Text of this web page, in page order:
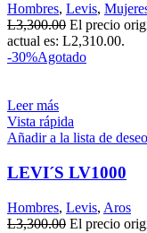
Hombres, Levis,
L3,300.00 El precio
actual es: L2,310.00.
-30%Agotado
Leer más
Vista rápida
Añadir a la lista de
LEVI´S LV1000
Hombres, Levis, Aros
L3,300.00 El precio